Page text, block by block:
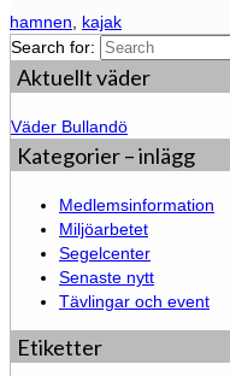
hamnen
kajak
Search for:
Aktuellt väder
Väder Bullandö
Kategorier – inlägg
Medlemsinformation
Miljöarbetet
Segelcenter
Senaste nytt
Tävlingar och event
Etiketter